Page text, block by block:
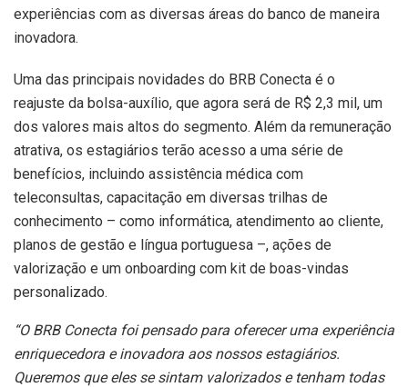
experiências com as diversas áreas do banco de maneira
inovadora.
Uma das principais novidades do BRB Conecta é o
reajuste da bolsa-auxílio, que agora será de R$ 2,3 mil, um
dos valores mais altos do segmento. Além da remuneração
atrativa, os estagiários terão acesso a uma série de
benefícios, incluindo assistência médica com
teleconsultas, capacitação em diversas trilhas de
conhecimento – como informática, atendimento ao cliente,
planos de gestão e língua portuguesa –, ações de
valorização e um onboarding com kit de boas-vindas
personalizado.
“O BRB Conecta foi pensado para oferecer uma experiência
enriquecedora e inovadora aos nossos estagiários.
Queremos que eles se sintam valorizados e tenham todas